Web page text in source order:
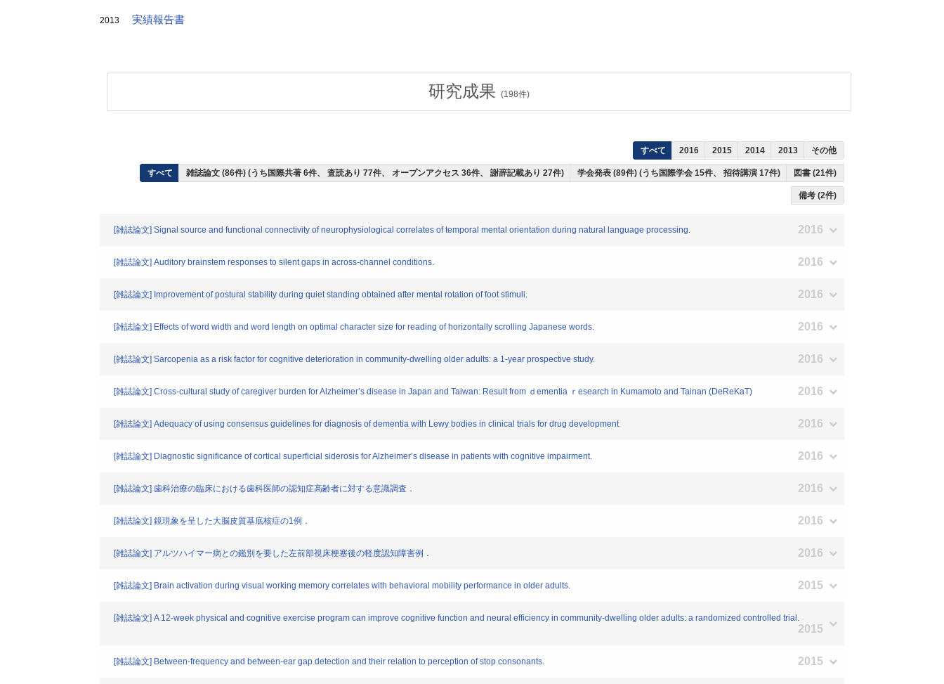
2013 実績報告書
研究成果 (198件)
すべて 2016 2015 2014 2013 その他
すべて 雑誌論文 (86件) (うち国際共著 6件、 査読あり 77件、 オープンアクセス 36件、 謝辞記載あり 27件) 学会発表 (89件) (うち国際学会 15件、 招待講演 17件) 図書 (21件)
備考 (2件)
[雑誌論文] Signal source and functional connectivity of neurophysiological correlates of temporal mental orientation during natural language processing. 2016
[雑誌論文] Auditory brainstem responses to silent gaps in across-channel conditions. 2016
[雑誌論文] Improvement of postural stability during quiet standing obtained after mental rotation of foot stimuli. 2016
[雑誌論文] Effects of word width and word length on optimal character size for reading of horizontally scrolling Japanese words. 2016
[雑誌論文] Sarcopenia as a risk factor for cognitive deterioration in community-dwelling older adults: a 1-year prospective study. 2016
[雑誌論文] Cross-cultural study of caregiver burden for Alzheimer’s disease in Japan and Taiwan: Result from ｄementia ｒesearch in Kumamoto and Tainan (DeReKaT) 2016
[雑誌論文] Adequacy of using consensus guidelines for diagnosis of dementia with Lewy bodies in clinical trials for drug development 2016
[雑誌論文] Diagnostic significance of cortical superficial siderosis for Alzheimer’s disease in patients with cognitive impairment. 2016
[雑誌論文] 歯科治療の臨床における歯科医師の認知症高齢者に対する意識調査． 2016
[雑誌論文] 鏡現象を呈した大脳皮質基底核症の1例． 2016
[雑誌論文] アルツハイマー病との鑑別を要した左前部視床梗塞後の軽度認知障害例． 2016
[雑誌論文] Brain activation during visual working memory correlates with behavioral mobility performance in older adults. 2015
[雑誌論文] A 12-week physical and cognitive exercise program can improve cognitive function and neural efficiency in community-dwelling older adults: a randomized controlled trial.
2015
[雑誌論文] Between-frequency and between-ear gap detection and their relation to perception of stop consonants. 2015